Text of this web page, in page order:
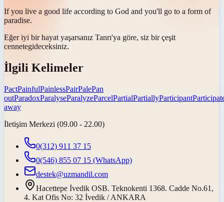
If you live a good life according to God and you'll go to a form of
paradise.
Eğer iyi bir hayat yaşarsanız Tanrı'ya göre, siz bir çeşit
cennetegideceksiniz.
İlgili Kelimeler
PactPainfulPainlessPairPalePan
outParadoxParalyseParalyzeParcelPartialPartiallyParticipant
away
İletişim Merkezi (09.00 - 22.00)
0(312) 911 37 15
0(546) 855 07 15 (WhatsApp)
destek@uzmandil.com
Hacettepe İvedik OSB. Teknokenti 1368. Cadde No.61,
4. Kat Ofis No: 32 İvedik / ANKARA